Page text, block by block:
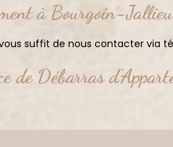
à Bourgoin-
vous suffit de nous contacter via
de Débarras